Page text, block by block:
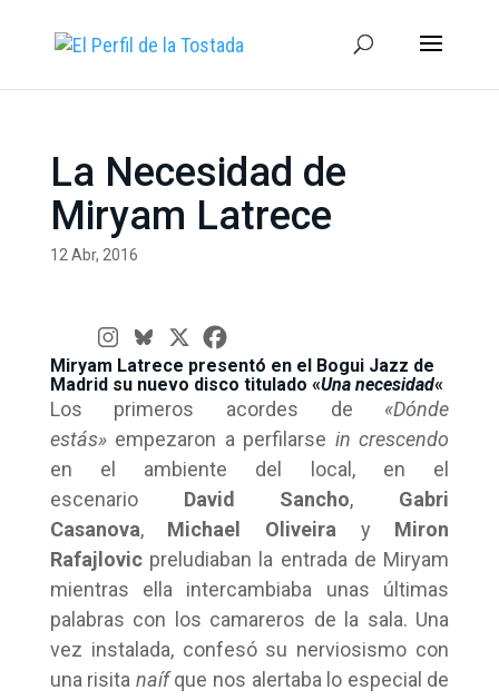
La Necesidad de
Miryam Latrece
12 Abr, 2016
Miryam Latrece presentó en el Bogui Jazz de
Madrid su nuevo disco titulado «Una necesidad«
Los primeros acordes de «Dónde
estás» empezaron a perfilarse in crescendo
en el ambiente del local, en el
escenario David Sancho, Gabri
Casanova, Michael Oliveira y Miron
Rafajlovic preludiaban la entrada de Miryam
mientras ella intercambiaba unas últimas
palabras con los camareros de la sala. Una
vez instalada, confesó su nerviosismo con
una risita naífque nos alertaba lo especial de